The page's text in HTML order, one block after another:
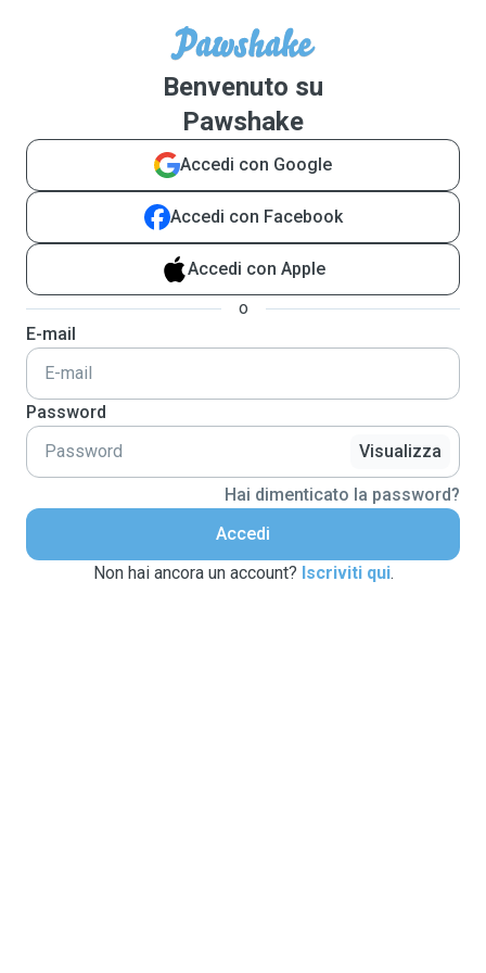
Benvenuto su
Pawshake
Accedi con Google
Accedi con Facebook
Accedi con Apple
o
E-mail
Password
Visualizza
Hai dimenticato la password?
Accedi
Non hai ancora un account? Iscriviti qui.